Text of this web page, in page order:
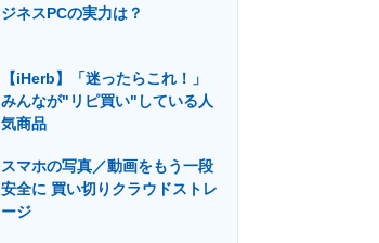
建設×テクノロジーの最前線
ジネスPCの実力は？
【iHerb】「迷ったらこれ！」
みんなが"リピ買い"している人
気商品
スマホの写真／動画をもう一段
安全に 買い切りクラウドストレ
ージ